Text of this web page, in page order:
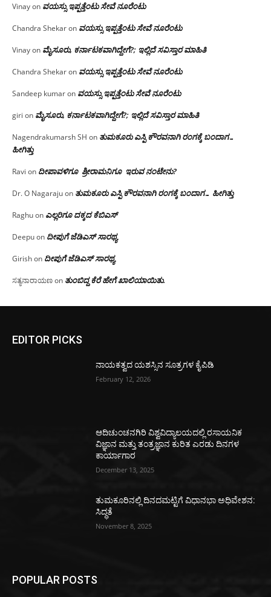
Vinayon ವಯಸ್ಸು ಇಪ್ಪತ್ತೆಂಟು ಸೇವೆ ನೂರೆಂಟು
Chandra Shekaron ವಯಸ್ಸು ಇಪ್ಪತ್ತೆಂಟು ಸೇವೆ ನೂರೆಂಟು
Vinayon ಮೈಸೂರು, ಕರ್ನಾಟಕವಾಗಿದ್ದೇಗೆ?; ಇಲ್ಲಿದೆ ಸವಿಸ್ತಾರ ಮಾಹಿತಿ
Chandra Shekaron ವಯಸ್ಸು ಇಪ್ಪತ್ತೆಂಟು ಸೇವೆ ನೂರೆಂಟು
Sandeep kumaron ವಯಸ್ಸು ಇಪ್ಪತ್ತೆಂಟು ಸೇವೆ ನೂರೆಂಟು
giri on ಮೈಸೂರು, ಕರ್ನಾಟಕವಾಗಿದ್ದೇಗೆ?; ಇಲ್ಲಿದೆ ಸವಿಸ್ತಾರ ಮಾಹಿತಿ
Nagendrakumarsh SH on ತುಮಕೂರು ಎಸ್ಪಿ ಕೌರವನಾಗಿ ರಂಗಕ್ಕೆ ಬಂದಾಗ…
ಹೀಗಿತ್ತು
Ravi on ದೀಪಾವಳಿಗೂ ಶ್ರೀರಾಮನಿಗೂ ಇರುವ ನಂಟೇನು?
Dr. O Nagarajuon ತುಮಕೂರು ಎಸ್ಪಿ ಕೌರವನಾಗಿ ರಂಗಕ್ಕೆ ಬಂದಾಗ… ಹೀಗಿತ್ತು
Raghuon ಎಲ್ಲರಿಗೂ ದಕ್ಕದ ಕೆಬಿಎಸ್
Deepuon ದೀಪುಗೆ ಜೆಡಿಎಸ್ ಸಾರಥ್ಯ
Girishon ದೀಪುಗೆ ಜೆಡಿಎಸ್ ಸಾರಥ್ಯ
ಸತ್ಯನಾರಾಯಣon ತುಂಬಿದ್ದ ಕೆರೆ ಹೇಗೆ ಖಾಲಿಯಾಯಿತು.
EDITOR PICKS
ನಾಯಕತ್ವದ ಯಶಸ್ಸಿನ ಸೂತ್ರಗಳ ಕೈಪಿಡಿ
February 12, 2026
ಆದಿಚುಂಚನಗಿರಿ ವಿಶ್ವವಿದ್ಯಾಲಯದಲ್ಲಿ ರಸಾಯನಿಕ
ವಿಜ್ಞಾನ ಮತ್ತು ತಂತ್ರಜ್ಞಾನ ಕುರಿತ ಎರಡು ದಿನಗಳ
ಕಾರ್ಯಾಗಾರ
December 13, 2025
ತುಮಕೂರಿನಲ್ಲಿ ದಿನದಮಟ್ಟಿಗೆ ವಿಧಾನಭಾ ಅಧಿವೇಶನ:
ಸಿದ್ಧತೆ
November 8, 2025
POPULAR POSTS